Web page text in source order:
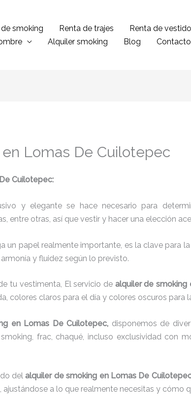
smoking Renta de trajes Renta de
Alquiler smoking Blog Contacto
Lomas De Cuilotepec
Cuilotepec:
y elegante se hace necesario para
entre otras, así que vestir y hacer una elección
un papel realmente importante, es la clave para
y fluidez según lo previsto.
tu vestimenta, El servicio de alquiler de
colores claros para el día y colores oscuros para
en Lomas De Cuilotepec, disponemos de
smoking, frac, chaqué, incluso exclusividad con
delalquiler de smoking en Lomas De
a lo que realmente necesitas y cómo